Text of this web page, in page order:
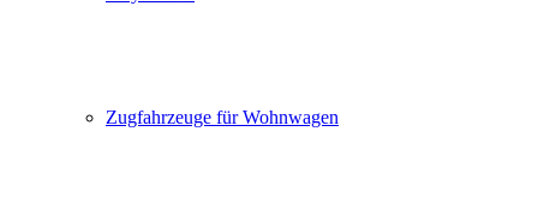
Zugfahrzeuge für Wohnwagen